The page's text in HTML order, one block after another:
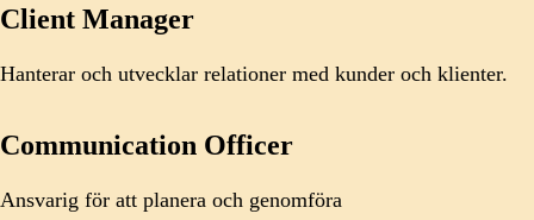
Client Manager
Hanterar och utvecklar relationer med kunder och klienter.
Communication Officer
Ansvarig för att planera och genomföra